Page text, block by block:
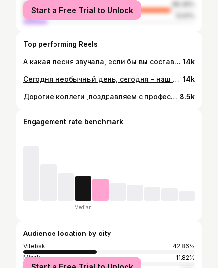
female
male
Start a Free Trial to Unlock
Top performing Reels
А какая песня звучала, если бы вы составляли плейлист?😉 14k
Сегодня необычный день, сегодня - наш День Рождения!🥳 Ровно 4 года назад двери медицинского центра Доктор ПРОФИ открылись для первых посетителей. В этот праздничный день мы хотим поблагодарить вас за доверие и поддержку. Мы продолжаем расти и развиваться, стремясь делать всё возможное для вашего комфорта и здоровья. 🎉 14k
Дорогие коллеги ,поздравляем с профессиональным праздником врачей, медсестер и всех причастных к великому делу медицины! Пусть каждый рабочий день будет шагом в сторону профессионального роста и развития. Дарите людям здоровье, и пускай доброта ваша возвращается к вам бурным потоком благодарности. Будьте всегда здоровы, радуйтесь жизни, и пусть поводов для радости будет неиссякаемое множество💜 8.5k
Engagement rate benchmark
Median
Audience location by city
Vitebsk
42.86%
Minsk
11.82%